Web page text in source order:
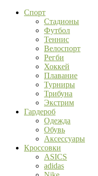
Спорт
Стадионы
Футбол
Теннис
Велоспорт
Регби
Хоккей
Плавание
Турниры
Трибуна
Экстрим
Гардероб
Одежда
Обувь
Аксессуары
Кроссовки
ASICS
adidas